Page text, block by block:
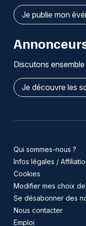
Je publie mon
Discutons
Je découvre les
Qui sommes-nous ?
Infos légales /
Cookies
Modifier mes choix
Se désabonner des
Nous contacter
Emploi